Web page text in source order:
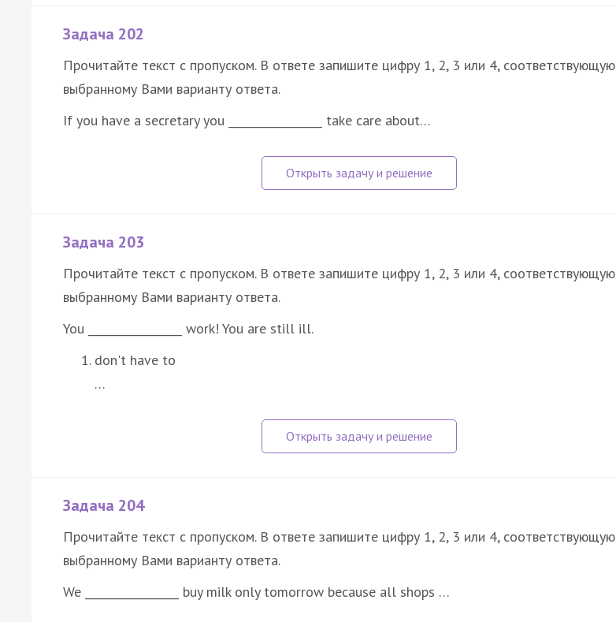
Задача 202
Прочитайте текст с пропуском. В ответе запишите цифру 1, 2, 3 или 4, соответствующую
выбранному Вами варианту ответа.
If you have a secretary you _________________ take care about…
Задача 203
Прочитайте текст с пропуском. В ответе запишите цифру 1, 2, 3 или 4, соответствующую
выбранному Вами варианту ответа.
You _________________ work! You are still ill.
don't have to
…
Задача 204
Прочитайте текст с пропуском. В ответе запишите цифру 1, 2, 3 или 4, соответствующую
выбранному Вами варианту ответа.
We _________________ buy milk only tomorrow because all shops …